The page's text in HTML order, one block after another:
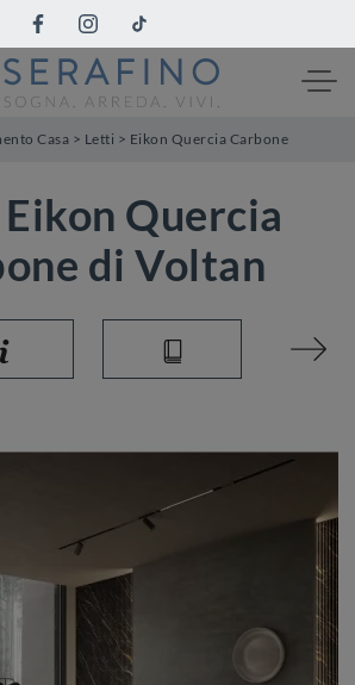
Casa > Letti > Eikon Quercia Carbone
Quercia
di Voltan